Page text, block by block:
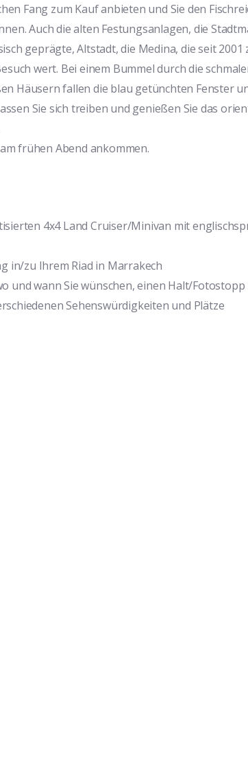
Fang zum Kauf anbieten und Sie den
Auch die alten Festungsanlagen, die
geprägte, Altstadt, die Medina, die seit 2001
wert. Bei einem Bummel durch die
Häusern fallen die blau getünchten Fenster
Sie sich treiben und genießen Sie das
frühen Abend ankommen.
4x4 Land Cruiser/Minivan mit
in/zu Ihrem Riad in Marrakech
und wann Sie wünschen, einen Halt/Fotostopp
Sehenswürdigkeiten und Plätze